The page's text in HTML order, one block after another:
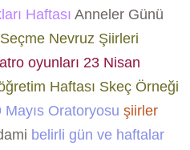
Haftası Anneler Günü
Nevruz Şiirleri
oyunları 23 Nisan
Haftası Skeç Örneği
Mayıs Oratoryosu şiirler
belirli gün ve haftalar